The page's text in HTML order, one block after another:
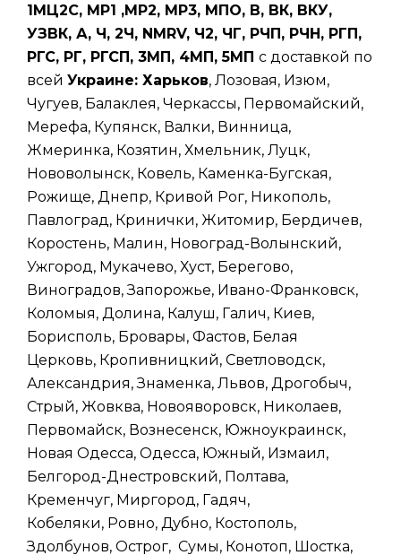
1МЦ2С, МР1 ,МР2, МР3, МПО, В, ВК, ВКУ,
УЗВК, А, Ч, 2Ч, NMRV, Ч2, ЧГ, РЧП, РЧН, РГП,
РГС, РГ, РГСП, 3МП, 4МП, 5МП с доставкой по
всей Украине: Харьков, Лозовая, Изюм,
Чугуев, Балаклея, Черкассы, Первомайский,
Мерефа, Купянск, Валки, Винница,
Жмеринка, Козятин, Хмельник, Луцк,
Нововолынск, Ковель, Каменка-Бугская,
Рожище, Днепр, Кривой Рог, Никополь,
Павлоград, Кринички, Житомир, Бердичев,
Коростень, Малин, Новоград-Волынский,
Ужгород, Мукачево, Хуст, Берегово,
Виноградов, Запорожье, Ивано-Франковск,
Коломыя, Долина, Калуш, Галич, Киев,
Борисполь, Бровары, Фастов, Белая
Церковь, Кропивницкий, Светловодск,
Александрия, Знаменка, Львов, Дрогобыч,
Стрый, Жовква, Новояворовск, Николаев,
Первомайск, Вознесенск, Южноукраинск,
Новая Одесса, Одесса, Южный, Измаил,
Белгород-Днестровский, Полтава,
Кременчуг, Миргород, Гадяч,
Кобеляки, Ровно, Дубно, Костополь,
Здолбунов, Острог, Сумы, Конотоп, Шостка,